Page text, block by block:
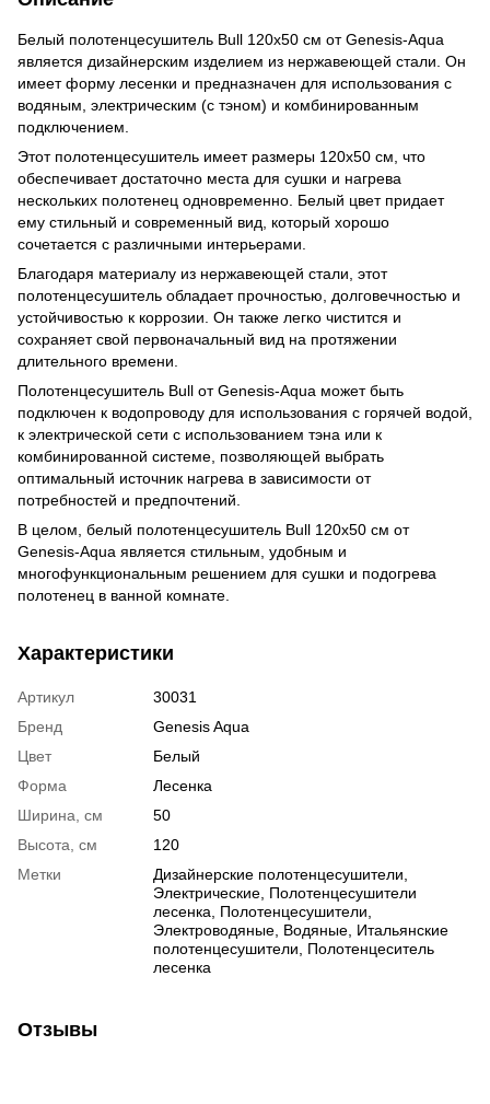
Белый полотенцесушитель Bull 120x50 см от Genesis-Aqua
является дизайнерским изделием из нержавеющей стали. Он
имеет форму лесенки и предназначен для использования с
водяным, электрическим (с тэном) и комбинированным
подключением.
Этот полотенцесушитель имеет размеры 120x50 см, что
обеспечивает достаточно места для сушки и нагрева
нескольких полотенец одновременно. Белый цвет придает
ему стильный и современный вид, который хорошо
сочетается с различными интерьерами.
Благодаря материалу из нержавеющей стали, этот
полотенцесушитель обладает прочностью, долговечностью и
устойчивостью к коррозии. Он также легко чистится и
сохраняет свой первоначальный вид на протяжении
длительного времени.
Полотенцесушитель Bull от Genesis-Aqua может быть
подключен к водопроводу для использования с горячей водой,
к электрической сети с использованием тэна или к
комбинированной системе, позволяющей выбрать
оптимальный источник нагрева в зависимости от
потребностей и предпочтений.
В целом, белый полотенцесушитель Bull 120x50 см от
Genesis-Aqua является стильным, удобным и
многофункциональным решением для сушки и подогрева
полотенец в ванной комнате.
Характеристики
Артикул
30031
Бренд
Genesis Aqua
Цвет
Белый
Форма
Лесенка
Ширина, см
50
Высота, см
120
Метки
Дизайнерские полотенцесушители
Электрические Полотенцесушители
лесенка
Полотенцесушители
Электроводяные Водяные Итальянские
полотенцесушители
Полотенцеситель
лесенка
Отзывы